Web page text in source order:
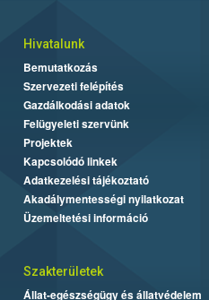
Hivatalunk
Bemutatkozás
Szervezeti felépítés
Gazdálkodási adatok
Felügyeleti szervünk
Projektek
Kapcsolódó linkek
Adatkezelési tájékoztató
Akadálymentességi nyilatkozat
Üzemeltetési információ
Szakterületek
Állat-egészségügy és állatvédelem